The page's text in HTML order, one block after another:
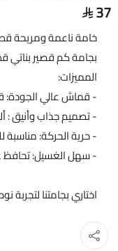
37
خامة ناعمة ومريحة
بجامة كم قصير بناتي قطن
المميزات:
- قماش عالي الجودة:
- تصميم جذاب وأنيق :
- حرية الحركة: مناسبة
- سهل الغسيل: تحافظ
اختاري بجامتنا لتجربة